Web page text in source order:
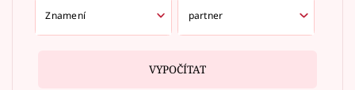
VYPOČÍTAT